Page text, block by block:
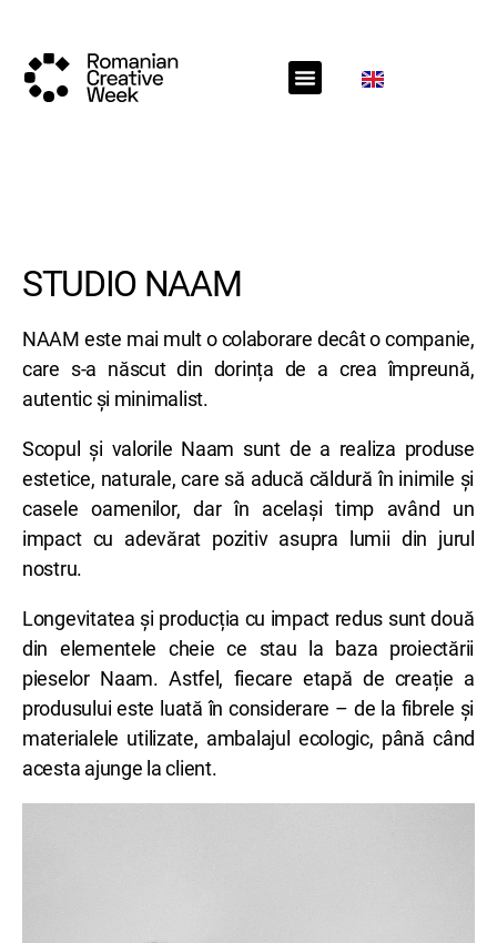
STUDIO NAAM
NAAM este mai mult o colaborare decât o companie,
care s-a născut din dorința de a crea împreună,
autentic și minimalist.
Scopul și valorile Naam sunt de a realiza produse
estetice, naturale, care să aducă căldură în inimile și
casele oamenilor, dar în același timp având un
impact cu adevărat pozitiv asupra lumii din jurul
nostru.
Longevitatea și producția cu impact redus sunt două
din elementele cheie ce stau la baza proiectării
pieselor Naam. Astfel, fiecare etapă de creație a
produsului este luată în considerare – de la fibrele și
materialele utilizate, ambalajul ecologic, până când
acesta ajunge la client.